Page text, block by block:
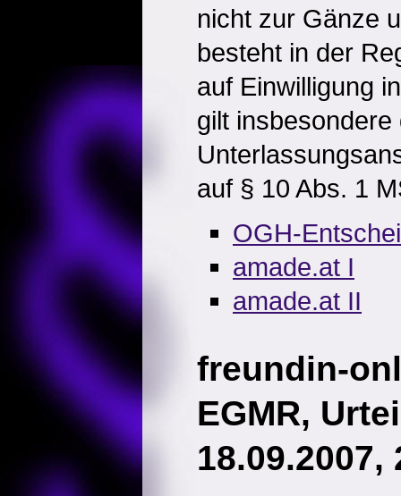
nicht zur Gänze
besteht in der
auf Einwilligung
gilt
auf § 10 Abs. 1
OGH-
amade.at I
amade.at II
freundin-
EGMR,
18.09.2007,